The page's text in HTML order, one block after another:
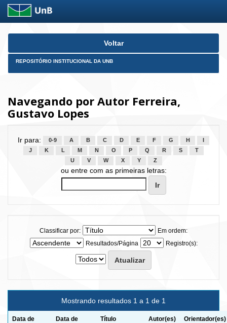
Skip
Voltar
REPOSITÓRIO INSTITUCIONAL DA UNB
Navegando por Autor Ferreira,
Gustavo Lopes
Ir para: 0-9 A B C D E F G H
J
K L M N O P Q R S
T
U
V W X Y Z
ou entre com as primeiras letras:
Classificar por:
Em ordem:
Resultados/Página
Registro(s):
Mostrando resultados 1 a 1 de 1
Data de
Data de
Título Autor(es) Orientador(es)